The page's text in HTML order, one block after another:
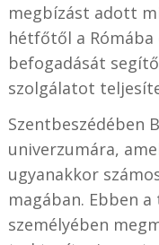
megbízást adott
hétfőtől a
befogadását
szolgálatot
Szentbeszédében
univerzumára,
ugyanakkor
magában. Ebben
személyében